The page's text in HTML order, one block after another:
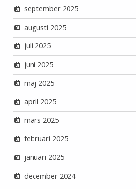
september 2025
augusti 2025
juli 2025
juni 2025
maj 2025
april 2025
mars 2025
februari 2025
januari 2025
december 2024